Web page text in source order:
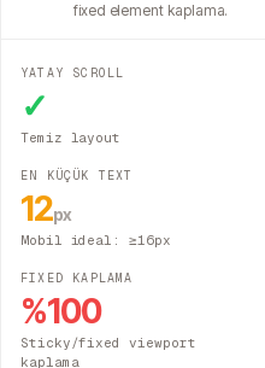
fixed element kaplama.
YATAY SCROLL
✓
Temiz layout
EN KÜÇÜK TEXT
12px
Mobil ideal: ≥16px
FIXED KAPLAMA
%100
Sticky/fixed viewport
kaplama